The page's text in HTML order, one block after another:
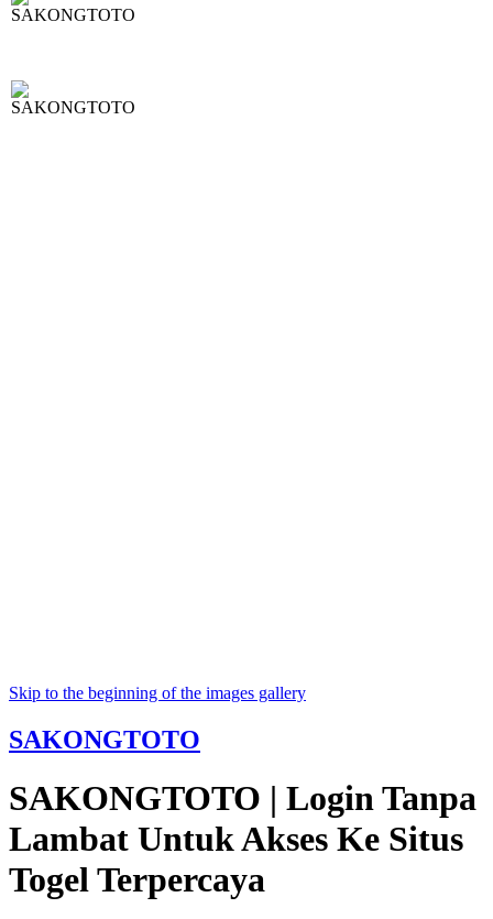
Skip to the beginning of the images gallery
SAKONGTOTO
SAKONGTOTO | Login Tanpa
Lambat Untuk Akses Ke Situs
Togel Terpercaya